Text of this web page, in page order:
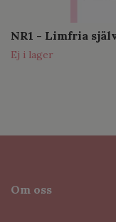
NR1 - Limfria
Ej i lager
Om oss